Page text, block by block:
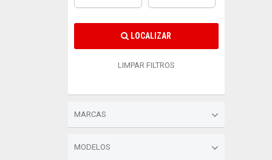
LOCALIZAR
LIMPAR FILTROS
MARCAS
MODELOS